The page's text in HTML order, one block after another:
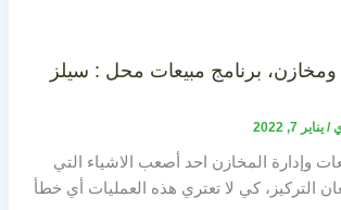
ومخازن، برنامج مبيعات محل : سيلز
/ يناير 7, 2022
وإدارة المخازن احد أصعب الاشياء التي
التركيز، كي لا تعتري هذه العمليات أي خطأ